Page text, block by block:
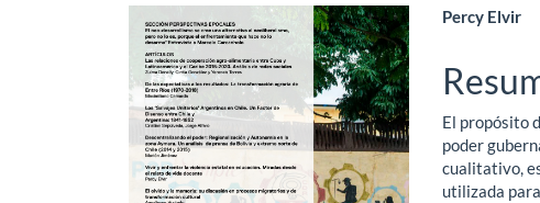
Barra
lateral
del
artículo
del
Percy Elvir
El propósito
poder
cualitativo,
utilizada